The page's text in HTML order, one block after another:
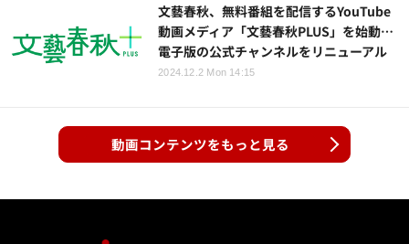
文藝春秋、無料番組を配信するYouTube
動画メディア「文藝春秋PLUS」を始動…
電子版の公式チャンネルをリニューアル
2024.12.2 Mon 14:15
動画コンテンツをもっと見る